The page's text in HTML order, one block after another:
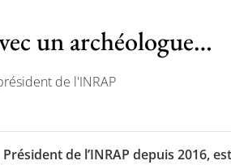
un archéologue…
de l'INRAP
de l’INRAP depuis 2016,